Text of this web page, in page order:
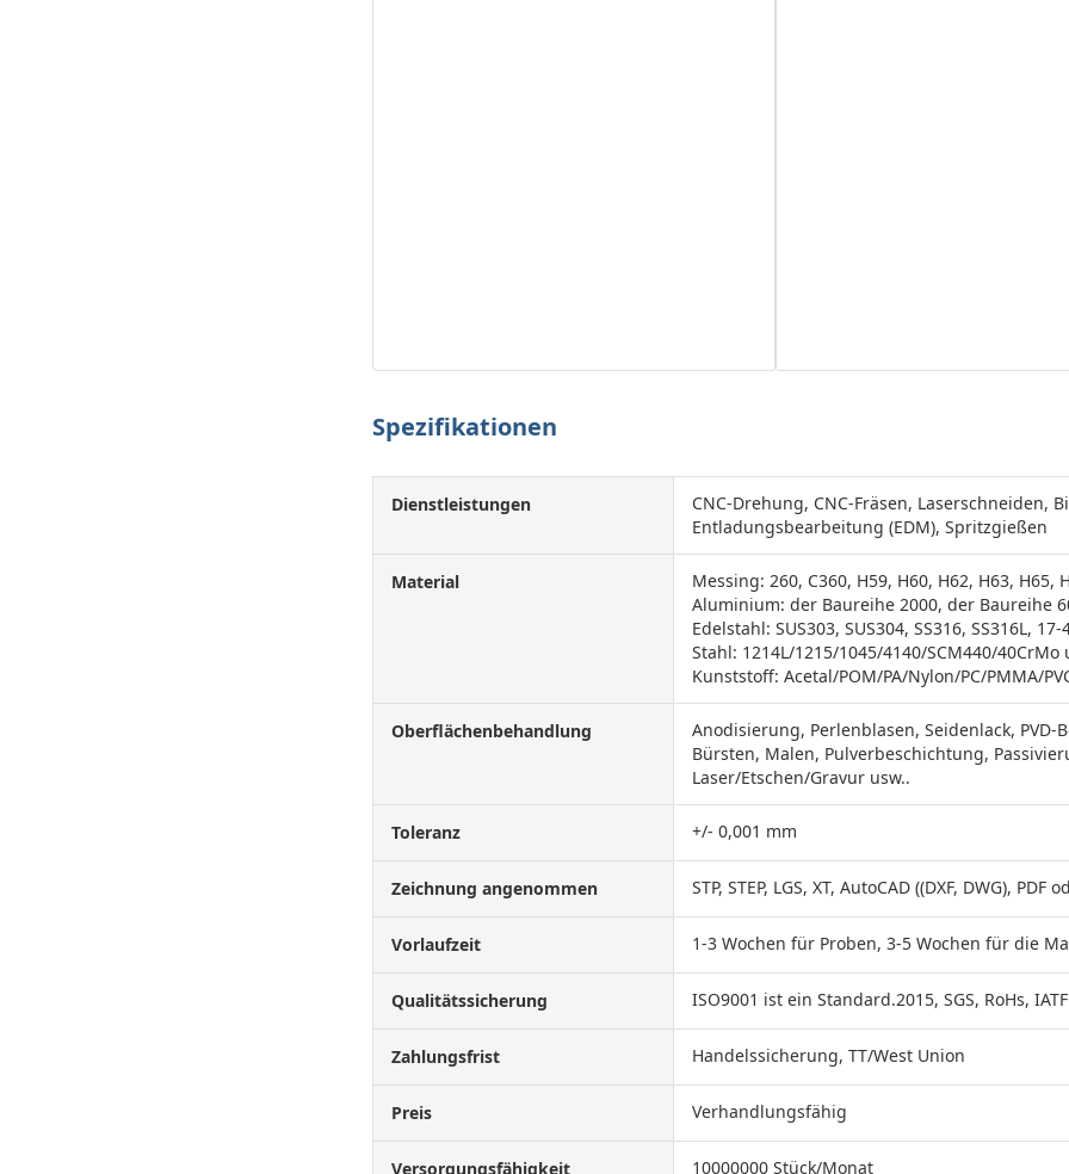
Spezifikationen
Dienstleistungen
CNC-Drehung, CNC-Fräsen, Laserschneiden,
Entladungsbearbeitung (EDM), Spritzgießen
Material
Messing: 260, C360, H59, H60, H62, H63, H65,
Aluminium: der Baureihe 2000, der Baureihe
Edelstahl: SUS303, SUS304, SS316, SS316L, 17-
Stahl: 1214L/1215/1045/4140/SCM440/40CrMo
Kunststoff: Acetal/POM/PA/Nylon/PC/PMMA/
Oberflächenbehandlung
Anodisierung, Perlenblasen, Seidenlack,
Bürsten, Malen, Pulverbeschichtung,
Laser/Etschen/Gravur usw..
Toleranz +/- 0,001 mm
Zeichnung angenommen STP, STEP, LGS, XT, AutoCAD ((DXF, DWG), PDF
Vorlaufzeit 1-3 Wochen für Proben, 3-5 Wochen für die
Qualitätssicherung ISO9001 ist ein Standard.2015, SGS, RoHs,
Zahlungsfrist Handelssicherung, TT/West Union
Preis Verhandlungsfähig
Versorgungsfähigkeit 10000000 Stück/Monat